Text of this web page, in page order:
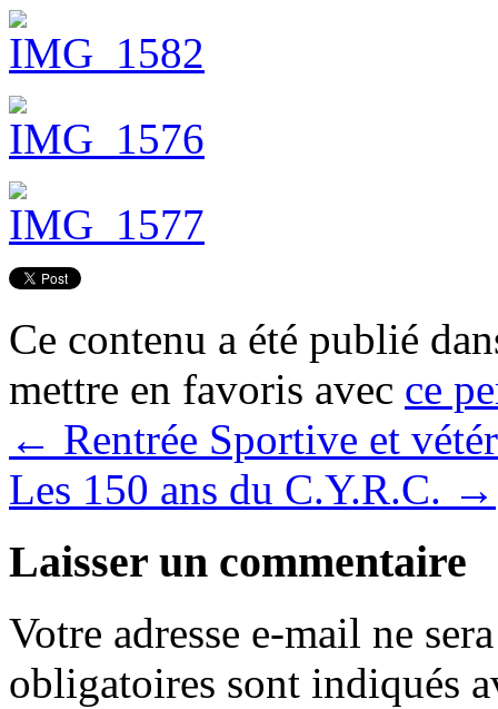
Ce contenu a été publié
mettre en favoris avec ce
← Rentrée Sportive et
Les 150 ans du C.Y.R.C. →
Laisser un commentaire
Votre adresse e-mail ne
obligatoires sont indiqués